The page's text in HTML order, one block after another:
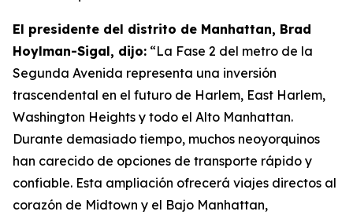
El presidente del distrito de Manhattan, Brad
Hoylman-Sigal, dijo: “La Fase 2 del metro de la
Segunda Avenida representa una inversión
trascendental en el futuro de Harlem, East Harlem,
Washington Heights y todo el Alto Manhattan.
Durante demasiado tiempo, muchos neoyorquinos
han carecido de opciones de transporte rápido y
confiable. Esta ampliación ofrecerá viajes directos al
corazón de Midtown y el Bajo Manhattan,